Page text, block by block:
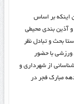
اینکه بر اساس
آذین بندی محیطی
بحث و تبادل نظر
با حضور
از شهرداری و
مبارک فجر در